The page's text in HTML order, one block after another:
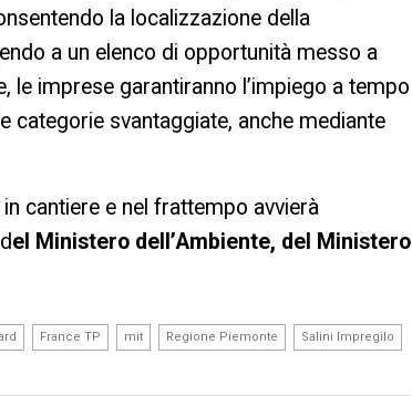
la localizzazione della
a un elenco di opportunità messo a
imprese garantiranno l’impiego a tempo
categorie svantaggiate, anche mediante
cantiere e nel frattempo avvierà
el Ministero dell’Ambiente, del Ministero
France TP mit Regione Piemonte Salini Impregilo